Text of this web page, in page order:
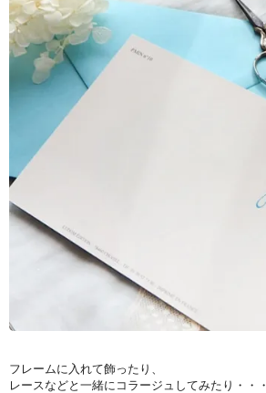
フレームに入れて飾ったり、
レースなどと一緒にコラージュしてみたり・・・